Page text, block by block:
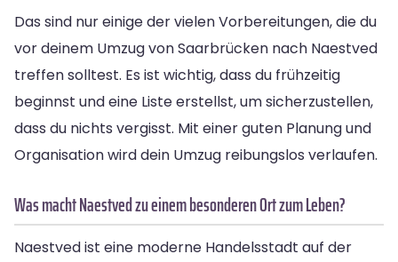
Das sind nur einige der vielen Vorbereitungen, die du
vor deinem Umzug von Saarbrücken nach Naestved
treffen solltest. Es ist wichtig, dass du frühzeitig
beginnst und eine Liste erstellst, um sicherzustellen,
dass du nichts vergisst. Mit einer guten Planung und
Organisation wird dein Umzug reibungslos verlaufen.
Was macht Naestved zu einem besonderen Ort zum Leben?
Naestved ist eine moderne Handelsstadt auf der